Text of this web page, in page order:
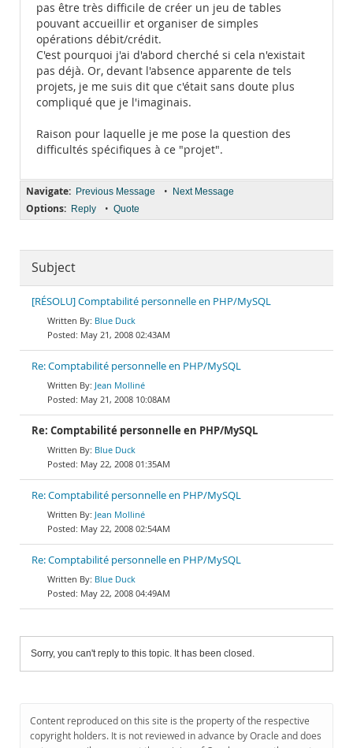
pas être très difficile de créer un jeu de tables
pouvant accueillir et organiser de simples
opérations débit/crédit.
C'est pourquoi j'ai d'abord cherché si cela n'existait
pas déjà. Or, devant l'absence apparente de tels
projets, je me suis dit que c'était sans doute plus
compliqué que je l'imaginais.
Raison pour laquelle je me pose la question des
difficultés spécifiques à ce "projet".
Navigate: Previous Message • Next Message
Options: Reply • Quote
Subject
[RÉSOLU] Comptabilité personnelle en PHP/MySQL
Blue Duck
May 21, 2008 02:43AM
Re: Comptabilité personnelle en PHP/MySQL
Jean Molliné
May 21, 2008 10:08AM
Re: Comptabilité personnelle en PHP/MySQL
Blue Duck
May 22, 2008 01:35AM
Re: Comptabilité personnelle en PHP/MySQL
Jean Molliné
May 22, 2008 02:54AM
Re: Comptabilité personnelle en PHP/MySQL
Blue Duck
May 22, 2008 04:49AM
Sorry, you can't reply to this topic. It has been closed.
Content reproduced on this site is the property of the respective
copyright holders. It is not reviewed in advance by Oracle and does